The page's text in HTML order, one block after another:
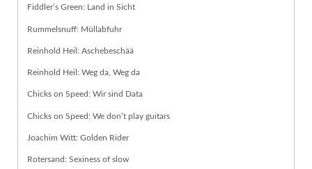
Fiddler’s Green: Land in Sicht
Rummelsnuff: Müllabfuhr
Reinhold Heil: Aschebeschää
Reinhold Heil: Weg da, Weg da
Chicks on Speed: Wir sind Data
Chicks on Speed: We don’t play guitars
Joachim Witt: Golden Rider
Rotersand: Sexiness of slow